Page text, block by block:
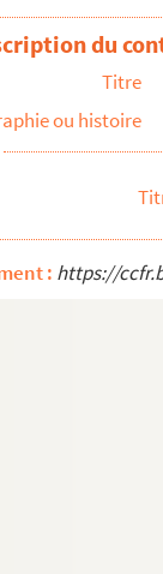
Philéas Fogg
du
Titre
ou histoire
: https://